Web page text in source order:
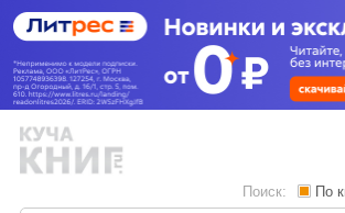
Поиск: По